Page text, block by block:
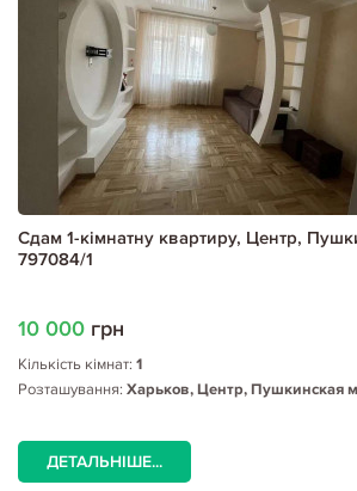
Сдам 1-кімнатну квартиру, Центр,
797084/1
10 000 грн
Кількість кімнат: 1
Розташування: Харьков, Центр, Пушкинская
ДЕТАЛЬНІШЕ...